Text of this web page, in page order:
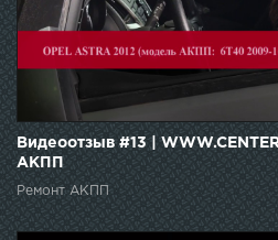
Видеоотзыв #13 |
АКПП
Ремонт АКПП